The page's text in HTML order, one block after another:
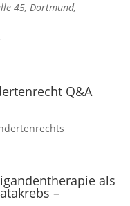
45, Dortmund,
Q&A
als
–